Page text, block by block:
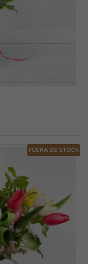
FUERA DE STOCK